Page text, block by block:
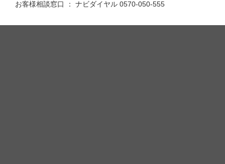
お客様相談窓口 ： ナビダイヤル 0570-050-555